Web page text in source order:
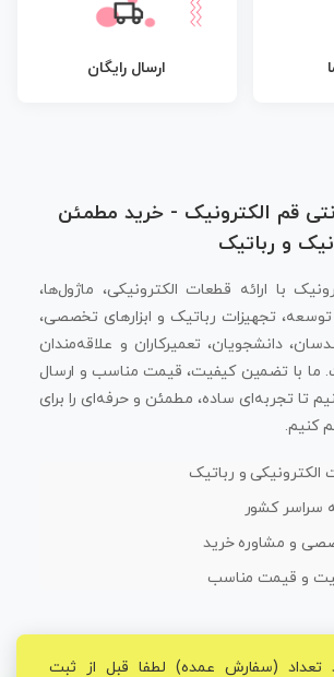
ارسال رایگان
قم الکترونیک - خرید مطمئن
و رباتیک
با ارائه قطعات الکترونیکی، ماژول‌ها،
تجهیزات رباتیک و ابزارهای تخصصی،
دانشجویان، تعمیرکاران و علاقه‌مندان
ما با تضمین کیفیت، قیمت مناسب و ارسال
تا تجربه‌ای ساده، مطمئن و حرفه‌ای را برای
کنیم.
و رباتیک
سراسر کشور
و مشاوره خرید
و قیمت مناسب
تعداد (سفارش عمده) لطفا قبل از ثبت